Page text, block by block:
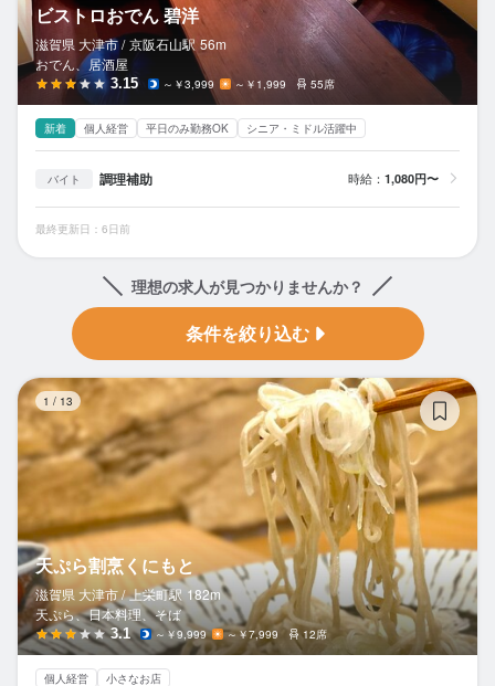
ビストロおでん 碧洋
滋賀県 大津市 / 京阪石山駅 56m
おでん、居酒屋
3.15 ～￥3,999 ～￥1,999 55席
新着 個人経営 平日のみ勤務OK シニア・ミドル活躍中
バイト 調理補助 時給： 1,080円〜
最終更新日：6日前
理想の求人が見つかりませんか？
条件を絞り込む
1 / 13
天ぷら割烹くにもと
滋賀県 大津市 / 上栄町駅 182m
天ぷら、日本料理、そば
3.1 ～￥9,999 ～￥7,999 12席
個人経営 小さなお店